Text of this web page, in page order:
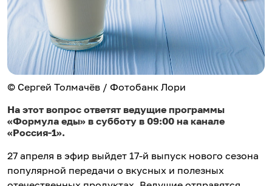
© Сергей Толмачёв / Фотобанк Лори
На этот вопрос ответят ведущие программы
«Формула еды» в субботу в 09:00 на канале
«Россия-1».
27 апреля в эфир выйдет 17-й выпуск нового сезона
популярной передачи о вкусных и полезных